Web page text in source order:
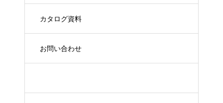
カタログ資料
お問い合わせ